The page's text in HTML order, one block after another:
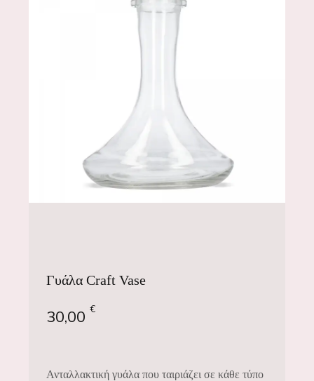
Γυάλα Craft Vase
30,00€
Ανταλλακτική γυάλα που ταιριάζει σε κάθε τύπο